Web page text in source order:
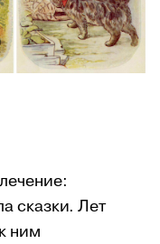
сказки. Лет
ним